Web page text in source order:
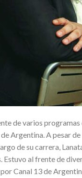
de varios
Argentina. A pesar
de su carrera,
Estuvo al frente de
Canal 13 de